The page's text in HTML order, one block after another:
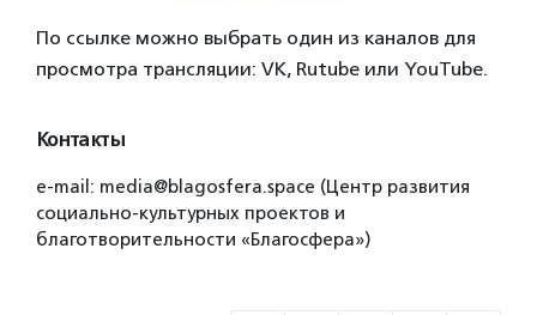
По ссылке можно выбрать один из каналов для
просмотра трансляции: VK, Rutube или YouTube.
Контакты
e-mail: media@blagosfera.space (Центр развития
социально-культурных проектов и
благотворительности «Благосфера»)